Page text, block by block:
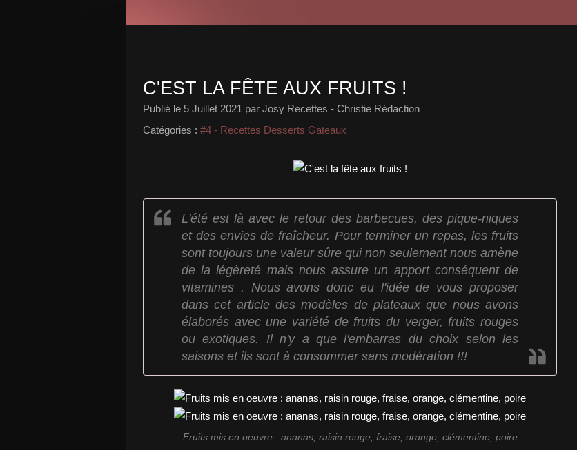
C'EST LA FÊTE AUX FRUITS !
Publié le 5 Juillet 2021 par Josy Recettes - Christie Rédaction
Catégories : #4 - Recettes Desserts Gateaux
L'été est là avec le retour des barbecues, des pique-niques
et des envies de fraîcheur. Pour terminer un repas, les fruits
sont toujours une valeur sûre qui non seulement nous amène
de la légèreté mais nous assure un apport conséquent de
vitamines . Nous avons donc eu l'idée de vous proposer
dans cet article des modèles de plateaux que nous avons
élaborés avec une variété de fruits du verger, fruits rouges
ou exotiques. Il n'y a que l'embarras du choix selon les
saisons et ils sont à consommer sans modération !!!
Fruits mis en oeuvre : ananas, raisin rouge, fraise, orange, clémentine, poire